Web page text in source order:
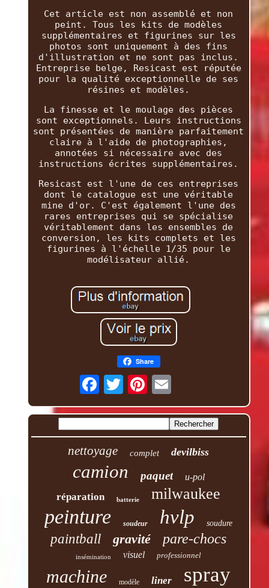
Cet article est non assemblé et non
peint. Tous les kits de modèles
supplémentaires et figurines sur les
photos sont uniquement à des fins
d'illustration et ne sont pas inclus.
Entreprise belge, Resicast est réputée
pour la qualité exceptionnelle de ses
résines et modèles.
La finesse et le moulage des pièces
sont exceptionnels. Leurs instructions
sont présentées de manière parfaitement
claire à l'aide de photographies,
annotées si nécessaire avec des
instructions écrites supplémentaires.
Resicast est l'une de ces entreprises
dont le catalogue est une véritable
mine d'or. C'est également l'une des
rares entreprises qui se spécialise
véritablement dans les ensembles de
conversion, les kits complets et les
figurines à l'échelle 1/35 pour le
modélisateur allié.
Share
nettoyage complet devilbiss
camion paquet u-pol
réparation batterie milwaukee
peinture soudeur hvlp soudure
paintball gravité pare-chocs
insémination visuel professionnel
machine modèle liner spray